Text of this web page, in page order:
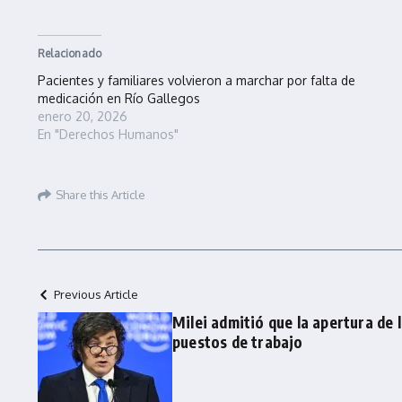
Relacionado
Pacientes y familiares volvieron a marchar por falta de
medicación en Río Gallegos
enero 20, 2026
En "Derechos Humanos"
Share this Article
Previous Article
Milei admitió que la apertura de
puestos de trabajo